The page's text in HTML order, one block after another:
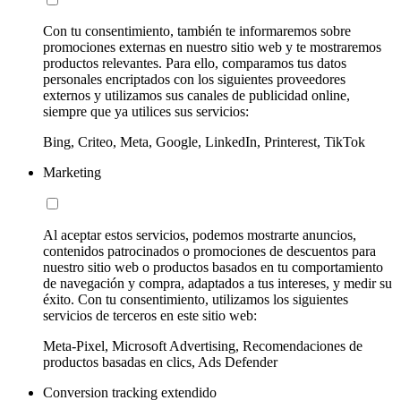
Con tu consentimiento, también te informaremos sobre
promociones externas en nuestro sitio web y te mostraremos
productos relevantes. Para ello, comparamos tus datos
personales encriptados con los siguientes proveedores
externos y utilizamos sus canales de publicidad online,
siempre que ya utilices sus servicios:
Bing, Criteo, Meta, Google, LinkedIn, Printerest, TikTok
Marketing
Al aceptar estos servicios, podemos mostrarte anuncios,
contenidos patrocinados o promociones de descuentos para
nuestro sitio web o productos basados en tu comportamiento
de navegación y compra, adaptados a tus intereses, y medir su
éxito. Con tu consentimiento, utilizamos los siguientes
servicios de terceros en este sitio web:
Meta-Pixel, Microsoft Advertising, Recomendaciones de
productos basadas en clics, Ads Defender
Conversion tracking extendido